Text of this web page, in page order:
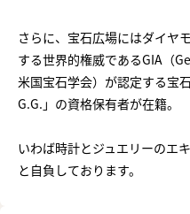
さらに、宝石広場にはダイヤ
する世界的権威であるGIA（
米国宝石学会）が認定する宝
G.G.」の資格保有者が在籍。
いわば時計とジュエリーのエ
と自負しております。